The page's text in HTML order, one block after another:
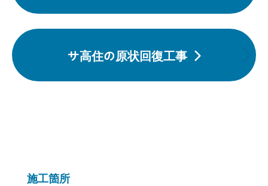
ナ
ゲ
ー
シ
稿:
次
サ高住の原状回復工事
施工箇所